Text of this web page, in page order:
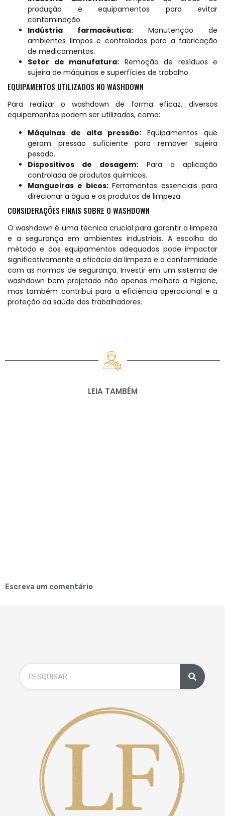
produção e equipamentos para evitar
contaminação.
Indústria farmacêutica: Manutenção de
ambientes limpos e controlados para a fabricação
de medicamentos.
Setor de manufatura: Remoção de resíduos e
sujeira de máquinas e superfícies de trabalho.
EQUIPAMENTOS UTILIZADOS NO WASHDOWN
Para realizar o washdown de forma eficaz, diversos
equipamentos podem ser utilizados, como:
Máquinas de alta pressão: Equipamentos que
geram pressão suficiente para remover sujeira
pesada.
Dispositivos de dosagem: Para a aplicação
controlada de produtos químicos.
Mangueiras e bicos:Ferramentas essenciais para
direcionar a água e os produtos de limpeza.
CONSIDERAÇÕES FINAIS SOBRE O WASHDOWN
O washdown é uma técnica crucial para garantir a limpeza
e a segurança em ambientes industriais. A escolha do
método e dos equipamentos adequados pode impactar
significativamente a eficácia da limpeza e a conformidade
com as normas de segurança. Investir em um sistema de
washdown bem projetado não apenas melhora a higiene,
mas também contribui para a eficiência operacional e a
proteção da saúde dos trabalhadores.
LEIA TAMBÉM
Escreva um comentário